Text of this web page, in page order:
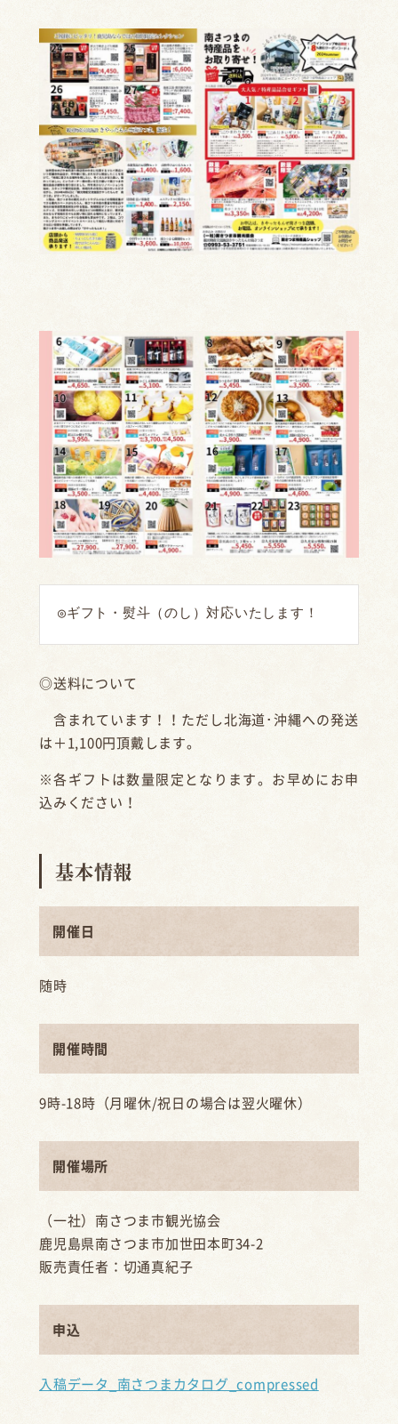
◎ギフト・熨斗（のし）対応いたします！
◎送料について
含まれています！！ただし北海道･沖縄への発送
は＋1,100円頂戴します。
※各ギフトは数量限定となります。お早めにお申
込みください！
基本情報
開催日
随時
開催時間
9時-18時（月曜休/祝日の場合は翌火曜休）
開催場所
（一社）南さつま市観光協会
鹿児島県南さつま市加世田本町34-2
販売責任者：切通真紀子
申込
入稿データ_南さつまカタログ_compressed